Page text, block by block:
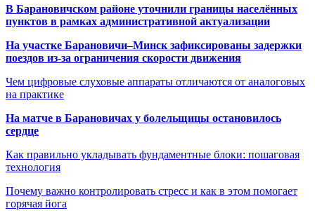
В Барановичском районе уточнили границы населённых
пунктов в рамках административной актуализации
На участке Барановичи–Минск зафиксированы задержки
поездов из-за ограничения скорости движения
Чем цифровые слуховые аппараты отличаются от аналоговых
на практике
На матче в Барановичах у болельщицы остановилось
сердце
Как правильно укладывать фундаментные блоки: пошаговая
технология
Почему важно контролировать стресс и как в этом помогает
горячая йога